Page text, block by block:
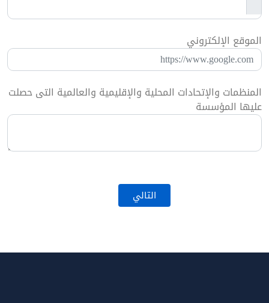
الموقع الإلكتروني
المنظمات والإتحادات المحلية والإقليمية والعالمية التى حصلت
عليها المؤسسة
التالي